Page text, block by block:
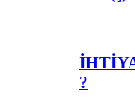
?